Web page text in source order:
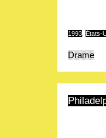
1993 États-
Drame